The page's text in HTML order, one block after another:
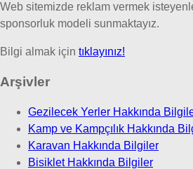
Web sitemizde reklam vermek
sponsorluk modeli sunmaktayız.
Bilgi almak için tıklayınız!
Arşivler
Gezilecek Yerler Hakkında
Kamp ve Kampçılık Hakkında
Karavan Hakkında Bilgiler
Bisiklet Hakkında Bilgiler